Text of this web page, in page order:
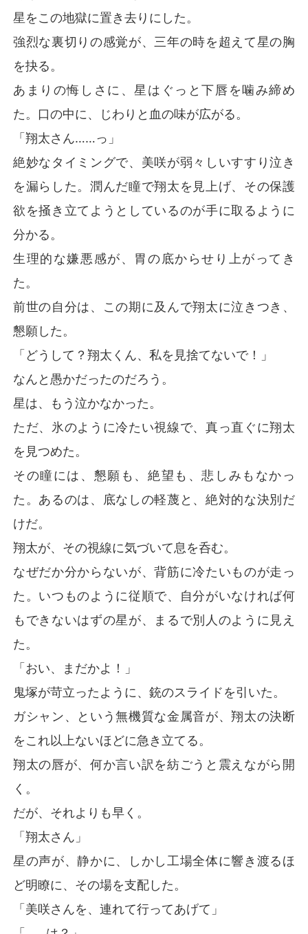
星をこの地獄に置き去りにした。
強烈な裏切りの感覚が、三年の時を超えて星の胸
を抉る。
あまりの悔しさに、星はぐっと下唇を噛み締め
た。口の中に、じわりと血の味が広がる。
「翔太さん……っ」
絶妙なタイミングで、美咲が弱々しいすすり泣き
を漏らした。潤んだ瞳で翔太を見上げ、その保護
欲を掻き立てようとしているのが手に取るように
分かる。
生理的な嫌悪感が、胃の底からせり上がってき
た。
前世の自分は、この期に及んで翔太に泣きつき、
懇願した。
「どうして？翔太くん、私を見捨てないで！」
なんと愚かだったのだろう。
星は、もう泣かなかった。
ただ、氷のように冷たい視線で、真っ直ぐに翔太
を見つめた。
その瞳には、懇願も、絶望も、悲しみもなかっ
た。あるのは、底なしの軽蔑と、絶対的な決別だ
けだ。
翔太が、その視線に気づいて息を呑む。
なぜだか分からないが、背筋に冷たいものが走っ
た。いつものように従順で、自分がいなければ何
もできないはずの星が、まるで別人のように見え
た。
「おい、まだかよ！」
鬼塚が苛立ったように、銃のスライドを引いた。
ガシャン、という無機質な金属音が、翔太の決断
をこれ以上ないほどに急き立てる。
翔太の唇が、何か言い訳を紡ごうと震えながら開
く。
だが、それよりも早く。
「翔太さん」
星の声が、静かに、しかし工場全体に響き渡るほ
ど明瞭に、その場を支配した。
「美咲さんを、連れて行ってあげて」